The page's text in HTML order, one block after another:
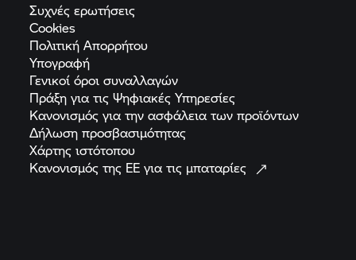
Συχνέςερωτήσεις
Cookies
ΠολιτικήΑπορρήτου
Υπογραφή
Γενικοί όροισυναλλαγών
Πράξη για τις ΨηφιακέςΥπηρεσίες
Κανονισμός για την ασφάλεια τωνπροϊόντων
Δήλωσηπροσβασιμότητας
Χάρτηςιστότοπου
Κανονισμός της ΕΕ για τις μπαταρίες